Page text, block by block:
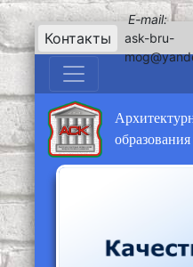
Контакты
E-mail:
ask-bru-